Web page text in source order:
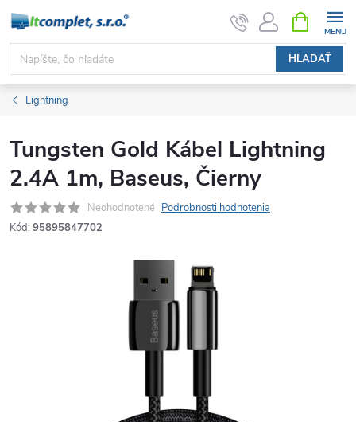
Prejsť
obsah
HĽADAŤ
KOŠÍK
Lightning
Tungsten Gold Kábel Lightning
2.4A 1m, Baseus, Čierny
Neohodnotené Podrobnosti hodnotenia
Kód: 95895847702